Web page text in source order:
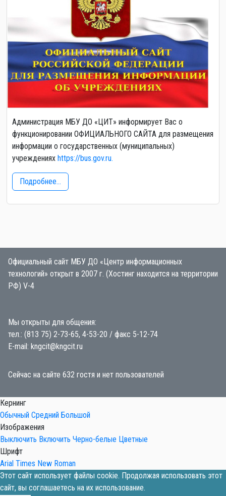
Администрация МБУ ДО «ЦИТ» информирует Вас о
функционировании ОФИЦИАЛЬНОГО САЙТА для размещения
информации о государственных (муниципальных)
учреждениях https://bus.gov.ru.
Подробнее...
Официальный сайт МБУ ДО «Центр информационных
технологий» открыт в 2007 г. (Хостинг находится на территории
РФ) V-4
Мы открыты для общения:
тел.: (813 75) 2-73-65, 4-53-20 / факс 5-12-74
E-mail: kngcit@kngcit.ru
Сейчас на сайте 632 гостя и нет пользователей
Кернинг
Обычный Средний Большой
Изображения
Выключить Включить Черно-белые Цветные
Шрифт
Arial Times New Roman
Этот сайт использует файлы cookie. Продолжая использовать этот
сайт, вы соглашаетесь на их использование.